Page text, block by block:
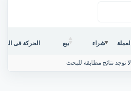
العملة شراء بيع الحركة فى
لا توجد نتائج مطابقة للبحث